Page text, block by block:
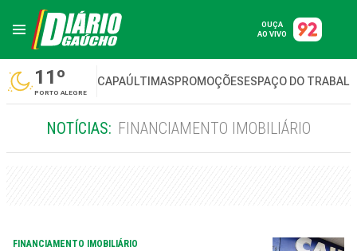
OUÇA
AO VIVO
11º
PORTO ALEGRE
CAPAÚLTIMASPROMOÇÕESESPAÇO DO
NOTÍCIAS: FINANCIAMENTO IMOBILIÁRIO
FINANCIAMENTO IMOBILIÁRIO